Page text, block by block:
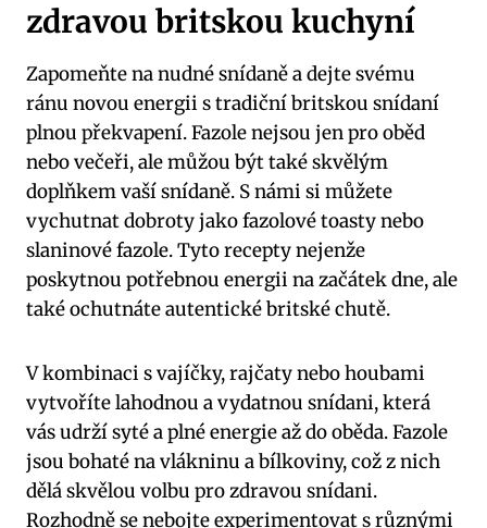
zdravou britskou kuchyní
Zapomeňte na nudné snídaně a dejte svému
ránu novou energii s tradiční britskou snídaní
plnou překvapení. Fazole nejsou jen pro oběd
nebo večeři, ale můžou být také skvělým
doplňkem vaší snídaně. S námi si můžete
vychutnat dobroty jako fazolové toasty nebo
slaninové fazole. Tyto recepty nejenže
poskytnou potřebnou energii na začátek dne, ale
také ochutnáte autentické britské chutě.
V kombinaci s vajíčky, rajčaty nebo houbami
vytvoříte lahodnou a vydatnou snídani, která
vás udrží syté a plné energie až do oběda. Fazole
jsou bohaté na vlákninu a bílkoviny, což z nich
dělá skvělou volbu pro zdravou snídani.
Rozhodně se nebojte experimentovat s různými